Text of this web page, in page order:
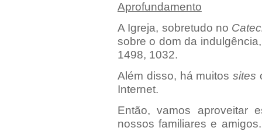
Aprofundamento
A Igreja, sobretudo no
sobre o dom da
1498, 1032.
Além disso, há muitossites
Internet.
Então, vamos aproveitar
nossos familiares e